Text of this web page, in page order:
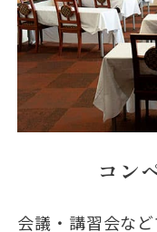
コン
会議・講習会など